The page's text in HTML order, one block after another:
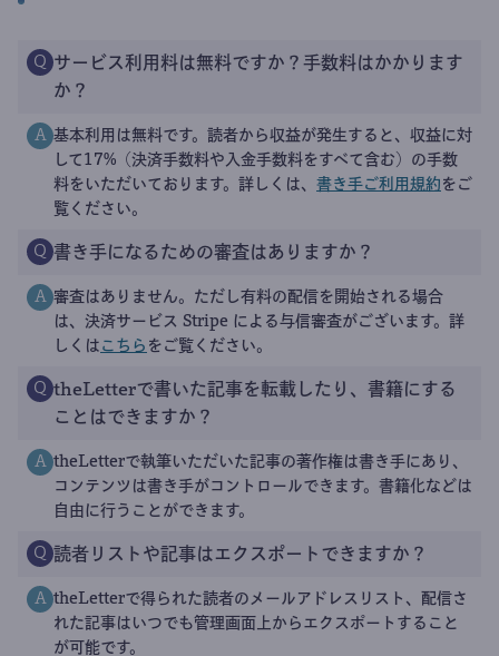
Q サービス利用料は無料ですか？手数料はかかります
か？
A 基本利用は無料です。読者から収益が発生すると、収益に対
して17%（決済手数料や入金手数料をすべて含む）の手数
料をいただいております。詳しくは、 書き手ご利用規約 をご
覧ください。
Q 書き手になるための審査はありますか？
A 審査はありません。ただし有料の配信を開始される場合
は、決済サービス Stripe による与信審査がございます。詳
しくは こちら をご覧ください。
Q theLetterで書いた記事を転載したり、書籍にする
ことはできますか？
A theLetterで執筆いただいた記事の著作権は書き手にあり、
コンテンツは書き手がコントロールできます。書籍化などは
自由に行うことができます。
Q 読者リストや記事はエクスポートできますか？
A theLetterで得られた読者のメールアドレスリスト、配信さ
れた記事はいつでも管理画面上からエクスポートすること
が可能です。